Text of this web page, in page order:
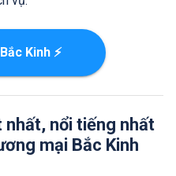
Kinh ⚡
nhất, nổi tiếng nhất
mại Bắc Kinh